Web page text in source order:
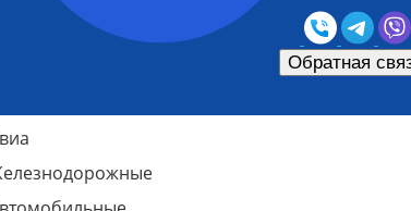
Обратная
оформление